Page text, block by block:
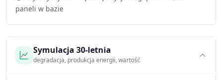
paneli w bazie
Symulacja 30-letnia
degradacja, produkcja energii, wartość